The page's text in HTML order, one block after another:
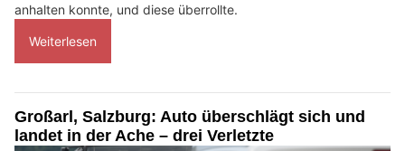
anhalten konnte, und diese überrollte.
Weiterlesen
Großarl, Salzburg: Auto überschlägt sich und
landet in der Ache – drei Verletzte